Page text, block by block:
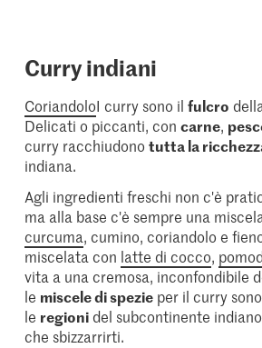
Curry indiani
CoriandoloI curry sono ilfulcro
Delicati o piccanti, concarne,
curry racchiudonotutta la
indiana.
Agli ingredienti freschi non c'è
ma alla base c'è sempre una
curcuma, cumino, coriandolo e
miscelata con latte di cocco,
vita a una cremosa, inconfondibile
le miscele di spezie per il curry
le regioni del subcontinente
che sbizzarrirti.